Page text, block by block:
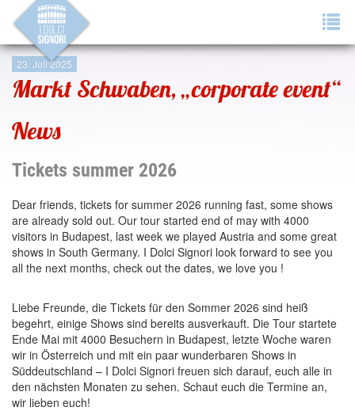
23. Juli 2025
Markt Schwaben, „corporate event“
News
Tickets summer 2026
Dear friends, tickets for summer 2026 running fast, some shows
are already sold out. Our tour started end of may with 4000
visitors in Budapest, last week we played Austria and some great
shows in South Germany. I Dolci Signori look forward to see you
all the next months, check out the dates, we love you !
Liebe Freunde, die Tickets für den Sommer 2026 sind heiß
begehrt, einige Shows sind bereits ausverkauft. Die Tour startete
Ende Mai mit 4000 Besuchern in Budapest, letzte Woche waren
wir in Österreich und mit ein paar wunderbaren Shows in
Süddeutschland – I Dolci Signori freuen sich darauf, euch alle in
den nächsten Monaten zu sehen. Schaut euch die Termine an,
wir lieben euch!